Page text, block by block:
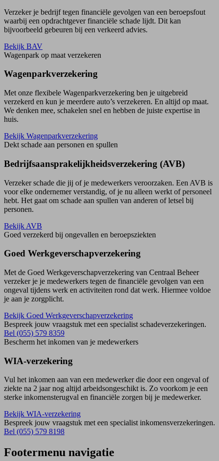
Verzeker je bedrijf tegen financiële gevolgen van een beroepsfout
waarbij een opdrachtgever financiële schade lijdt. Dit kan
bijvoorbeeld gebeuren bij een verkeerd advies.
Bekijk BAV
Wagenpark op maat verzekeren
Wagenpark­verzekering
Met onze flexibele Wagenparkverzekering ben je uitgebreid
verzekerd en kun je meerdere auto’s verzekeren. En altijd op maat.
We denken mee, schakelen snel en hebben de juiste expertise in
huis.
Bekijk Wagenpark­verzekering
Dekt schade aan personen en spullen
Bedrijfs­aansprakelijk­heids­­verzekering (AVB)
Verzeker schade die jij of je medewerkers veroorzaken. Een AVB is
voor elke ondernemer verstandig, of je nu alleen werkt of personeel
hebt. Het gaat om schade aan spullen van anderen of letsel bij
personen.
Bekijk AVB
Goed verzekerd bij ongevallen en beroepsziekten
Goed Werkgever­schap­verzekering
Met de Goed Werkgeverschapverzekering van Centraal Beheer
verzeker je je medewerkers tegen de financiële gevolgen van een
ongeval tijdens werk en activiteiten rond dat werk. Hiermee voldoe
je aan je zorgplicht.
Bekijk Goed Werkgeverschapverzekering
Bespreek jouw vraagstuk met een specialist schadeverzekeringen.
Bel (055) 579 8359
Bescherm het inkomen van je medewerkers
WIA-verzekering
Vul het inkomen aan van een medewerker die door een ongeval of
ziekte na 2 jaar nog altijd arbeidsongeschikt is. Zo voorkom je een
sterke inkomensterugval en financiële zorgen bij je medewerker.
Bekijk WIA-verzekering
Bespreek jouw vraagstuk met een specialist inkomensverzekeringen.
Bel (055) 579 8198
Footermenu navigatie